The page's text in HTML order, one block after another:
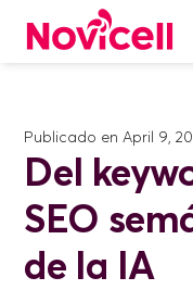
Publicado en April 9,
Del
SEO
de la IA